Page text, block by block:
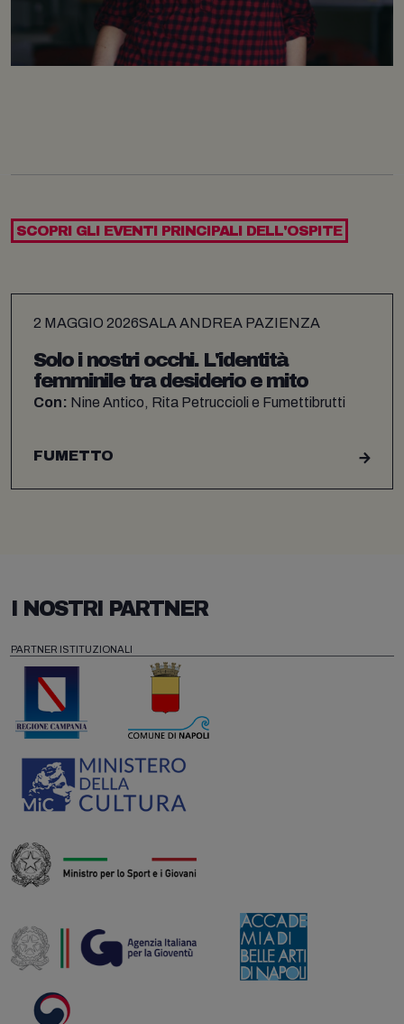
SCOPRI GLI EVENTI PRINCIPALI DELL'OSPITE
2 MAGGIO 2026SALA ANDREA PAZIENZA
Solo i nostri occhi. L'identità
femminile tra desiderio e mito
Con: Nine Antico, Rita Petruccioli e Fumettibrutti
FUMETTO
I NOSTRI PARTNER
PARTNER ISTITUZIONALI